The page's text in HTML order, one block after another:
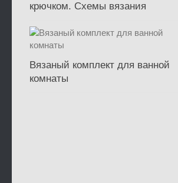
крючком. Схемы вязания
Вязаный комплект для ванной
комнаты